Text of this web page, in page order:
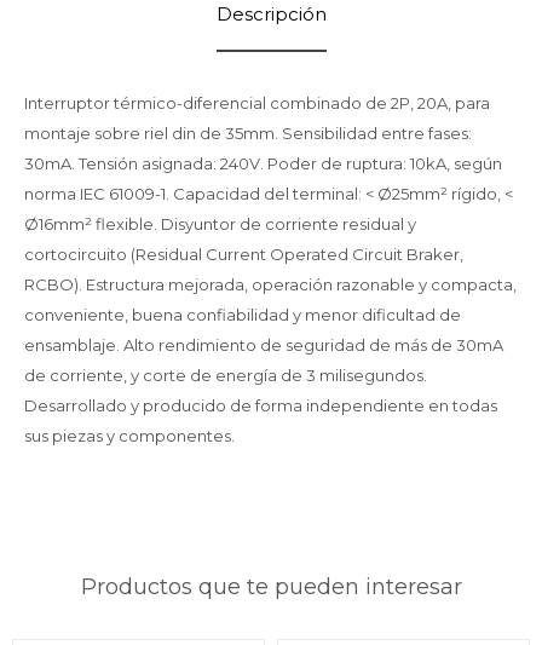
Descripción
Interruptor térmico-diferencial combinado de 2P, 20A, para
montaje sobre riel din de 35mm. Sensibilidad entre fases:
30mA. Tensión asignada: 240V. Poder de ruptura: 10kA, según
norma IEC 61009-1. Capacidad del terminal: < Ø25mm² rígido, <
Ø16mm² flexible. Disyuntor de corriente residual y
cortocircuito (Residual Current Operated Circuit Braker,
RCBO). Estructura mejorada, operación razonable y compacta,
conveniente, buena confiabilidad y menor dificultad de
ensamblaje. Alto rendimiento de seguridad de más de 30mA
de corriente, y corte de energía de 3 milisegundos.
Desarrollado y producido de forma independiente en todas
sus piezas y componentes.
Productos que te pueden interesar